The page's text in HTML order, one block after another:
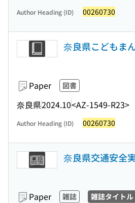
Author Heading (ID) 00260730
奈良県こどもま
Paper 図書
奈良県2024.10<AZ-1549-R23>
Author Heading (ID) 00260730
奈良県交通安全
Paper 雑誌 雑誌タイトル